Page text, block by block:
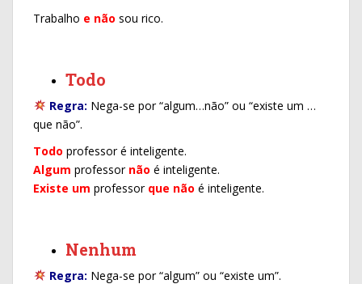
Trabalho e não sou rico.
Todo
Regra: Nega-se por “algum…não” ou “existe um …
que não”.
Todo professor é inteligente.
Algum professor não é inteligente.
Existe um professor que não é inteligente.
Nenhum
Regra: Nega-se por “algum” ou “existe um”.